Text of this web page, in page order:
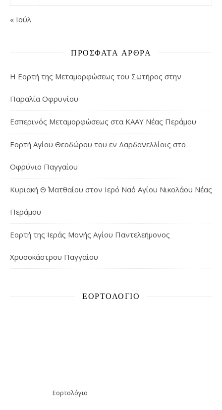
« Ιούλ
ΠΡΌΣΦΑΤΑ ΆΡΘΡΑ
Η Εορτή της Μεταμορφώσεως του Σωτήρος στην
Παραλία Οφρυνίου
Εσπερινός Μεταμορφώσεως στα ΚΑΑΥ Νέας Περάμου
Εορτή Αγίου Θεοδώρου του εν Δαρδανελλίοις στο
Οφρύνιο Παγγαίου
Κυριακή Θ΄ Ματθαίου στον Ιερό Ναό Αγίου Νικολάου Νέας
Περάμου
Εορτή της Ιεράς Μονής Αγίου Παντελεήμονος
Χρυσοκάστρου Παγγαίου
ΕΟΡΤΟΛΌΓΙΟ
Εορτολόγιο